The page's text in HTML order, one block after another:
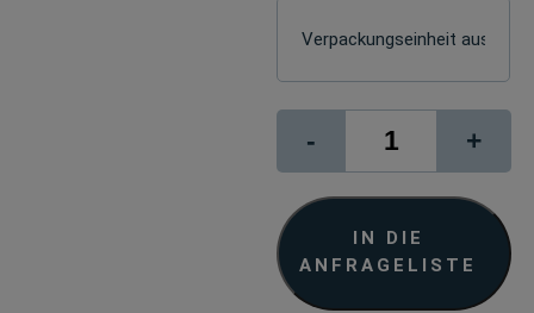
-
Rag
book
album
Inhaltspapiere
Menge
+
IN DIE
ANFRAGELISTE